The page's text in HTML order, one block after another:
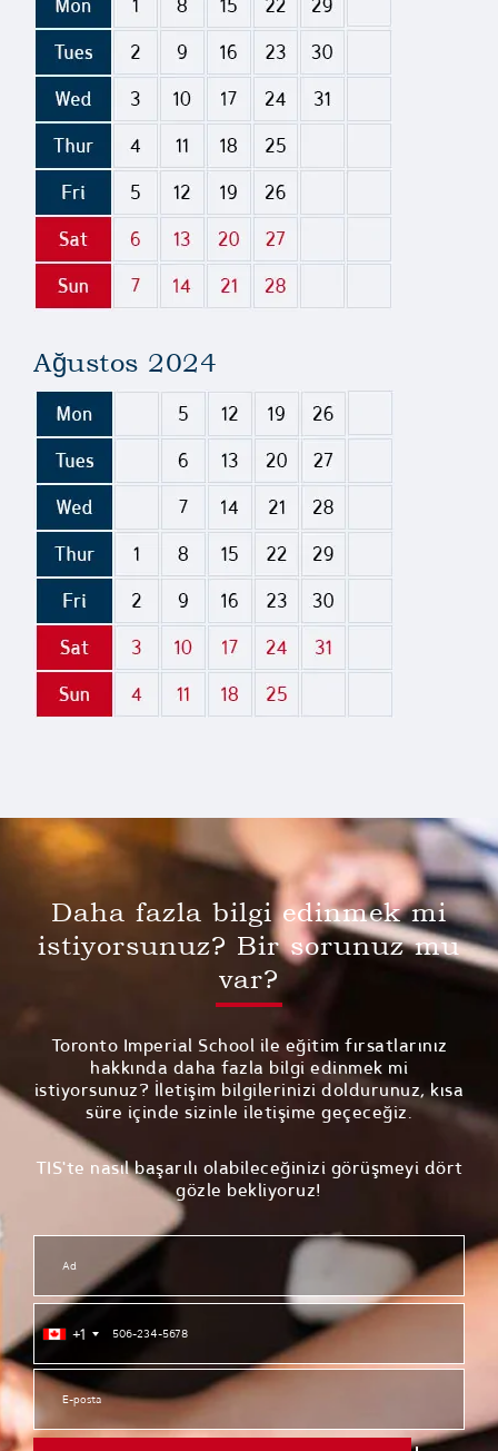
Ağustos 2024
Daha fazla bilgi edinmek mi
istiyorsunuz? Bir sorunuz mu
var?
Toronto Imperial School ile eğitim fırsatlarınız
hakkında daha fazla bilgi edinmek mi
istiyorsunuz? İletişim bilgilerinizi doldurunuz, kısa
süre içinde sizinle iletişime geçeceğiz.
TIS'te nasıl başarılı olabileceğinizi görüşmeyi dört
gözle bekliyoruz!
+1